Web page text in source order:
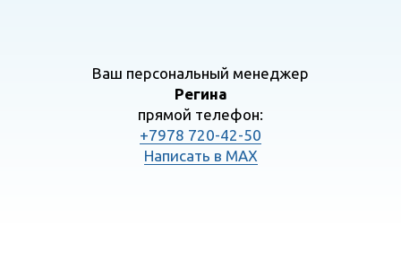
Ваш персональный менеджер
Регина
прямой телефон:
+7978 720-42-50
Написать в MAX